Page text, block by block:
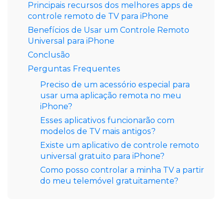
Principais recursos dos melhores apps de
controle remoto de TV para iPhone
Benefícios de Usar um Controle Remoto
Universal para iPhone
Conclusão
Perguntas Frequentes
Preciso de um acessório especial para
usar uma aplicação remota no meu
iPhone?
Esses aplicativos funcionarão com
modelos de TV mais antigos?
Existe um aplicativo de controle remoto
universal gratuito para iPhone?
Como posso controlar a minha TV a partir
do meu telemóvel gratuitamente?